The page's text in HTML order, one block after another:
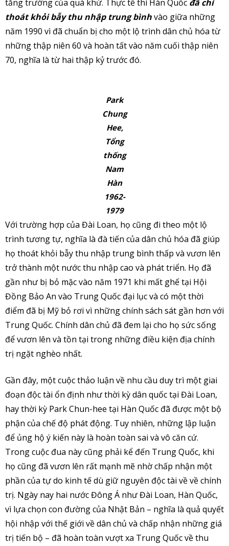
tăng trưởng của quá khứ. Thực tế thì Hàn Quốc đã chỉ
thoát khỏi bẫy thu nhập trung bìnhvào giữa những
năm 1990 vì đã chuẩn bị cho một lộ trình dân chủ hóa từ
những thập niên 60 và hoàn tất vào năm cuối thập niên
70, nghĩa là từ hai thập kỷ trước đó.
Park
Chung
Hee,
Tổng
thống
Nam
Hàn
1962-
1979
Với trường hợp của Đài Loan, họ cũng đi theo một lộ
trình tương tự, nghĩa là đà tiến của dân chủ hóa đã giúp
họ thoát khỏi bẫy thu nhập trung bình thấp và vươn lên
trở thành một nước thu nhập cao và phát triển. Họ đã
gần như bị bỏ mặc vào năm 1971 khi mất ghế tại Hội
Đồng Bảo An vào Trung Quốc đại lục và có một thời
điểm đã bị Mỹ bỏ rơi vì những chính sách sát gần hơn với
Trung Quốc. Chính dân chủ đã đem lại cho họ sức sống
để vươn lên và tồn tại trong những điều kiện địa chính
trị ngặt nghèo nhất.
Gần đây, một cuộc thảo luận về nhu cầu duy trì một giai
đoạn độc tài ổn định như thời kỳ dân quốc tại Đài Loan,
hay thời kỳ Park Chun-hee tại Hàn Quốc đã được một bộ
phận của chế độ phát động. Tuy nhiên, những lập luận
để ủng hộ ý kiến này là hoàn toàn sai và vô căn cứ.
Trong cuộc đua này cũng phải kể đến Trung Quốc, khi
họ cũng đã vươn lên rất mạnh mẽ nhờ chấp nhận một
phần của tự do kinh tế dù giữ nguyên độc tài về về chính
trị. Ngày nay hai nước Đông Á như Đài Loan, Hàn Quốc,
vì lựa chọn con đường của Nhật Bản – nghĩa là quả quyết
hội nhập với thế giới về dân chủ và chấp nhận những giá
trị tiến bộ – đã hoàn toàn vượt xa Trung Quốc về thu